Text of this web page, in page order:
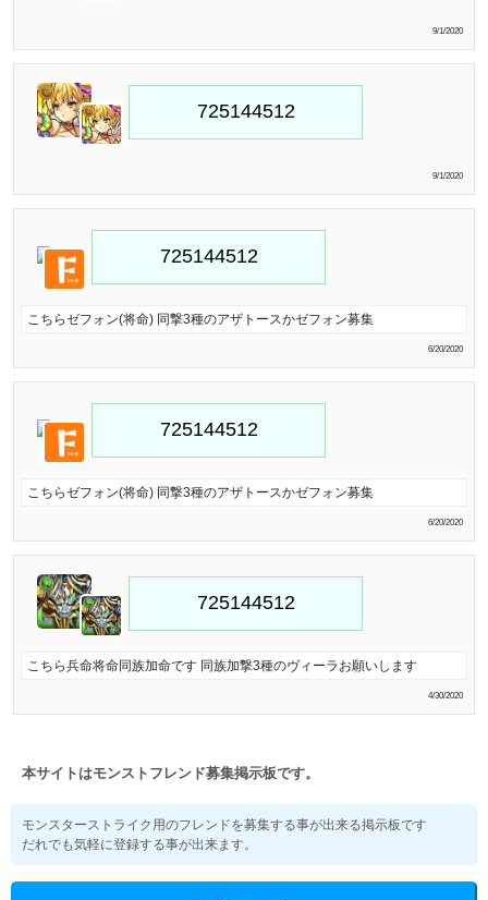
9/1/2020
9/1/2020
こちらゼフォン(将命) 同撃3種のアザトースかゼフォン募集
6/20/2020
こちらゼフォン(将命) 同撃3種のアザトースかゼフォン募集
6/20/2020
こちら兵命将命同族加命です 同族加撃3種のヴィーラお願いします
4/30/2020
本サイトはモンストフレンド募集掲示板です。
モンスターストライク用のフレンドを募集する事が出来る掲示板です
だれでも気軽に登録する事が出来ます。